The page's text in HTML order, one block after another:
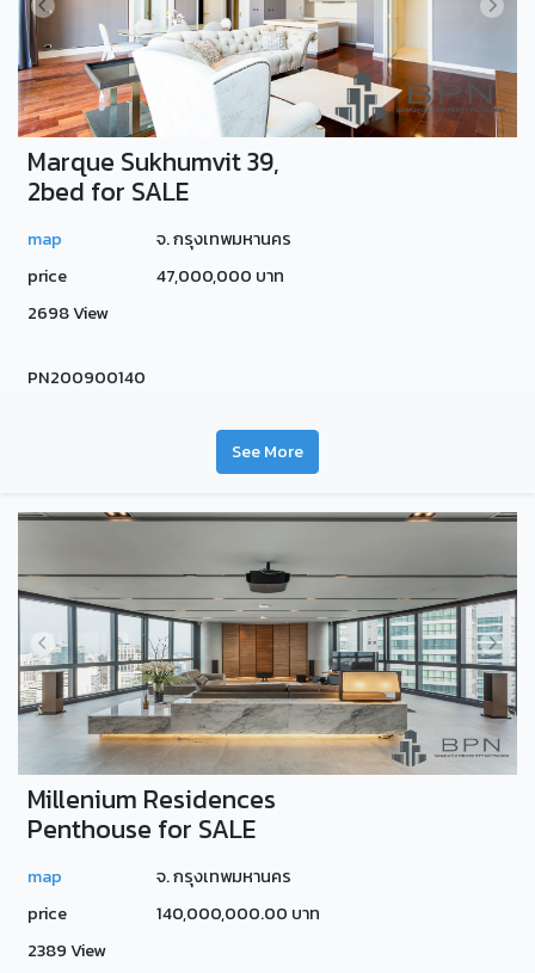
Marque Sukhumvit 39,
2bed for SALE
map
จ. กรุงเทพมหานคร
price
47,000,000 บาท
2698 View
PN200900140
See More
Millenium Residences
Penthouse for SALE
map
จ. กรุงเทพมหานคร
price
140,000,000.00 บาท
2389 View